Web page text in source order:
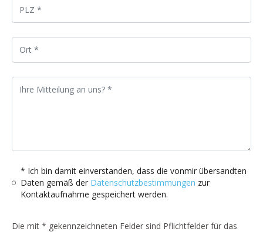
* Ich bin damit einverstanden, dass die vonmir übersandten
Daten gemäß der Datenschutzbestimmungen zur
Kontaktaufnahme gespeichert werden.
Die mit * gekennzeichneten Felder sind Pflichtfelder für das